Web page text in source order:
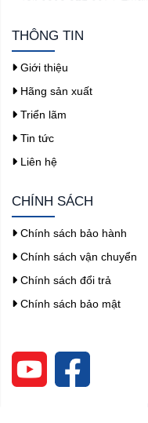
THÔNG TIN
Giới thiệu
Hãng sản xuất
Triển lãm
Tin tức
Liên hệ
CHÍNH SÁCH
Chính sách bảo hành
Chính sách vận chuyển
Chính sách đổi trả
Chính sách bảo mật